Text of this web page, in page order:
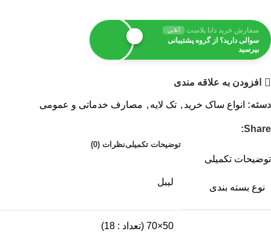
سفارش خرید دانا پلاست آنلاین
سوالی دارید؟ از گروه پشتیبانی
بپرسید
افزودن به علاقه مندی
دسته: انواع ساک خرید , تک لایه , مصارف خدماتی و عمومی
Share:
توضیحات تکمیلینظرات (0)
توضیحات تکمیلی
نوع بسته بندی
لیبل
50×70 (تعداد : 18)